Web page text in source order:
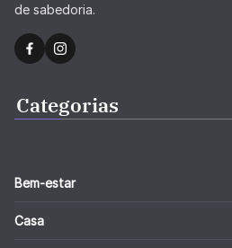
de sabedoria.
Categorias
Bem-estar
Casa